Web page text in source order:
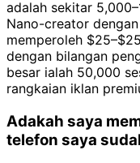
adalah sekitar
Nano-creator
memperoleh
dengan bilangan
besar ialah 50,000
rangkaian iklan
Adakah saya
telefon saya